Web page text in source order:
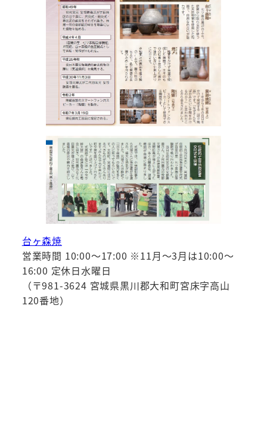
台ヶ森焼
営業時間 10:00～17:00 ※11月～3月は10:00～
16:00 定休日水曜日
（〒981-3624 宮城県黒川郡大和町宮床字高山
120番地）